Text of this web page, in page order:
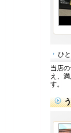
ひ
当店
え、
す。